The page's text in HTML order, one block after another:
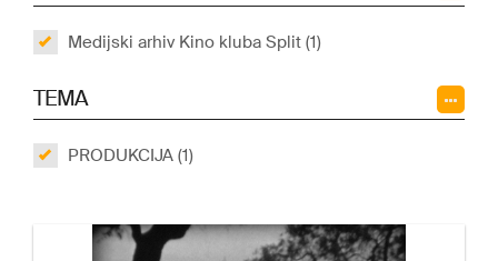
Medijski arhiv Kino kluba Split (1)
TEMA
PRODUKCIJA (1)